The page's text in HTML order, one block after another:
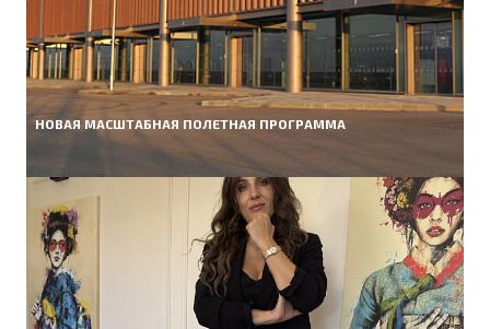
НОВАЯ МАСШТАБНАЯ ПОЛЕТНАЯ ПРОГРАММА